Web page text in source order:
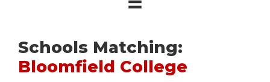
Schools Matching:
Bloomfield College